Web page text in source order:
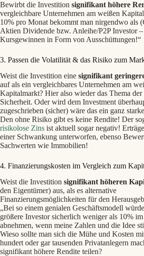
Bewirbt die Investition signifikant höhere
vergleichbare Unternehmen am weißen
10% pro Monat bekommt man nirgendwo als
Aktien Dividende bzw. Anleihe/P2P Investor –
Kursgewinnen in Form von Ausschüttungen!“
3. Passen die Volatilität & das Risiko zum
Weist die Investition eine signifikant
auf als ein vergleichbares Unternehmen am
Kapitalmarkt? Hier also wieder das Thema
Sicherheit. Oder wird dem Investment
zugeschrieben (sicher) wäre das ein ganz
Den ohne Risiko gibt es keine Rendite! Der
risikolose Zins ist aktuell sogar negativ!
einer Schwankung unterworfen, ebenso
Sachwerten wie Immobilien!
4. Finanzierungskosten im Vergleich zum
Weist die Investition signifikant höheren
den Eigentümer) aus, als es alternative
Finanzierungsmöglichkeiten für den
„Bei so einem genialen Geschäftsmodell
größere Investor sicherlich weniger als 10%
abnehmen, wenn meine Zahlen und die Idee
Wieso sollte man sich die Mühe und Kosten
hundert oder gar tausenden Privatanlegern
signifikant höhere Rendite teilen?